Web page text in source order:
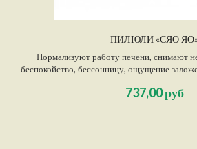
ПИЛЮЛИ «СЯО ЯО»
Нормализуют работу печени, снимают
беспокойство, бессонницу, ощущение
физической нагрузке, а также
737,00 руб